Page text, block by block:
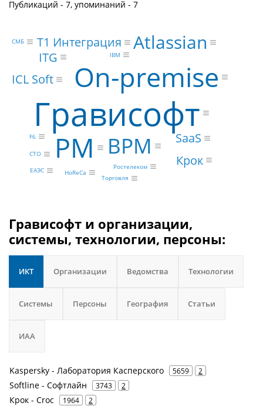
Публикаций - 7, упоминаний - 7
Грависофт
PM
On-premise
BPM
Atlassian
Крок
ITG
Т1 Интеграция
ICL Soft
SaaS
F6
IBM
Ростелеком
ЕАЭС
CTO
СМБ
HoReCa
Торговля
Грависофт и организации,
системы, технологии, персоны:
ИКТ Организации Ведомства Технологии
Системы Персоны География Статьи
ИАА
Kaspersky - Лаборатория Касперского 5659 2
Softline - Софтлайн 3743 2
Крок - Croc 1964 2